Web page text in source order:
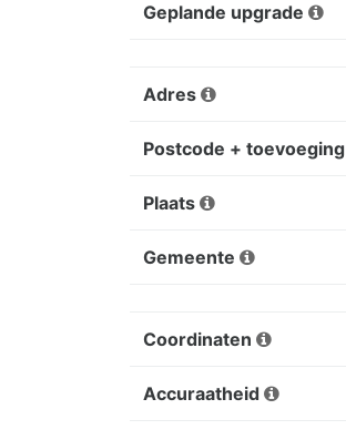
Geplande upgrade
Adres
Postcode + toevoeging
Plaats
Gemeente
Coordinaten
Accuraatheid